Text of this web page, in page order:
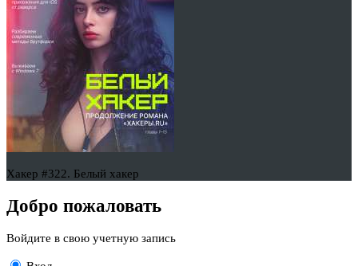
Хакер #322. Белый хакер
Добро пожаловать
Войдите в свою учетную запись